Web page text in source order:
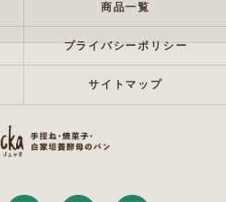
商品一覧
プライバシーポリシー
サイトマップ